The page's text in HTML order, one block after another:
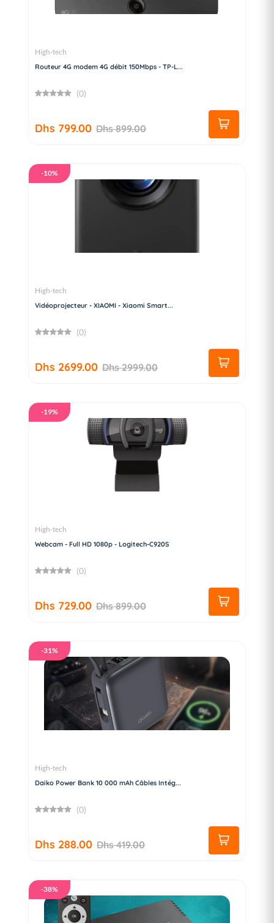
High-tech
Routeur 4G modem 4G débit 150Mbps - TP-L...
(0)
Dhs 799.00 Dhs 899.00
-10%
High-tech
Vidéoprojecteur - XIAOMI - Xiaomi Smart...
(0)
Dhs 2699.00 Dhs 2999.00
-19%
High-tech
Webcam - Full HD 1080p - Logitech-C920S
(0)
Dhs 729.00 Dhs 899.00
-31%
High-tech
Daiko Power Bank 10 000 mAh Câbles Intég...
(0)
Dhs 288.00 Dhs 419.00
-38%